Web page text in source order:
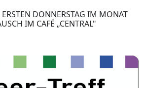
ERSTEN DONNERSTAG IM MONAT
IM CAFÉ „CENTRAL"